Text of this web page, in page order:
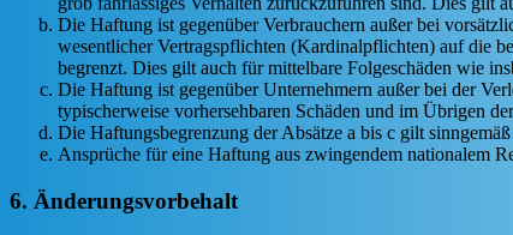
Die Haftung ist gegenüber Verbrauchern außer bei
wesentlicher Vertragspflichten (Kardinalpflichten) auf die
begrenzt. Dies gilt auch für mittelbare Folgeschäden wie
Die Haftung ist gegenüber Unternehmern außer bei der
typischerweise vorhersehbaren Schäden und im Übrigen
Die Haftungsbegrenzung der Absätze a bis c gilt
Ansprüche für eine Haftung aus zwingendem nationalem
6. Änderungsvorbehalt